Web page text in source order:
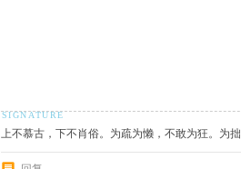
上不慕古，下不肖俗。为疏为懒，不敢为狂。为拙